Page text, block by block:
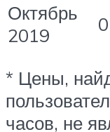
Октябрь
2019
* Цены,
часов, не